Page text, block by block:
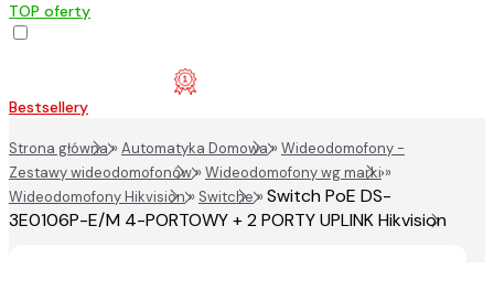
TOP oferty
Bestsellery
Strona główna»Automatyka Domowa»Wideodomofony -
Zestawy wideodomofonów»Wideodomofony wg marki»
Wideodomofony Hikvision» Switche»Switch PoE DS-
3E0106P-E/M 4-PORTOWY + 2 PORTY UPLINK Hikvision